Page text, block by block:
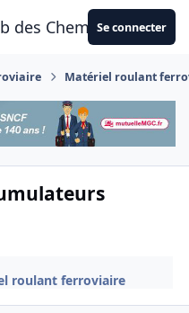
des CheminotsSe connecter
Matériel roulant
roulant ferroviaire